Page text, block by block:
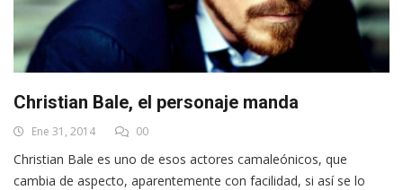
Christian Bale, el personaje manda
Ene 31, 2014 00
Christian Bale es uno de esos actores camaleónicos, que
cambia de aspecto, aparentemente con facilidad, si así se lo